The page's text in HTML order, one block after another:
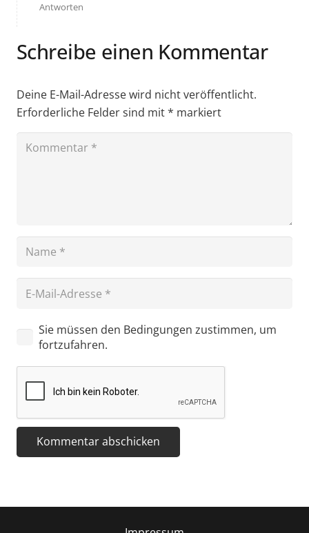
Antworten
Schreibe einen Kommentar
Deine E-Mail-Adresse wird nicht veröffentlicht.
Erforderliche Felder sind mit* markiert
Sie müssen den Bedingungen zustimmen, um
fortzufahren.
Kommentar abschicken